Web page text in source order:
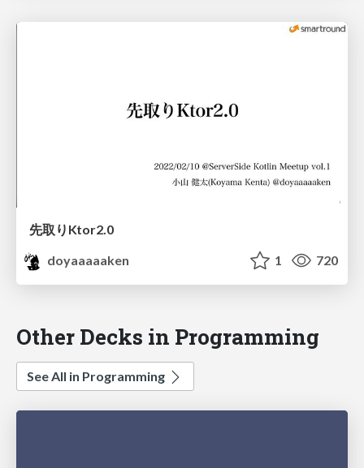
先取りKtor2.0
doyaaaaaken
1 720
Other Decks in Programming
See All in Programming